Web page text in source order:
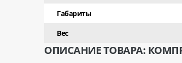
Габариты
Вес
ОПИСАНИЕ ТОВАРА: